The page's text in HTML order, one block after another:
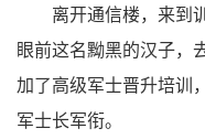
离开通信楼，来到
眼前这名黝黑的汉子，
加了高级军士晋升培训
军士长军衔。